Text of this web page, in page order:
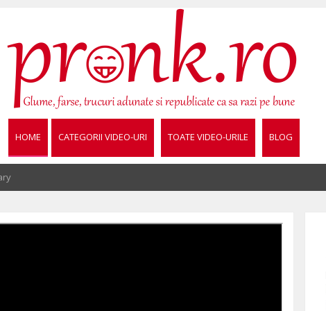
HOME CATEGORII VIDEO-URI TOATE VIDEO-URILE BLOG